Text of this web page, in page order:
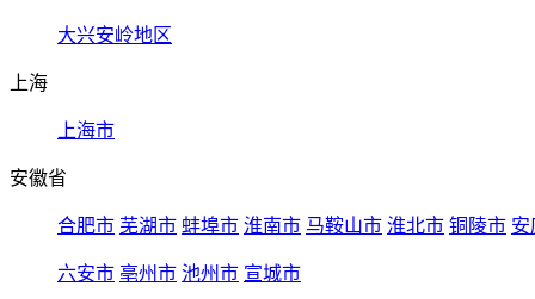
大兴安岭地区
上海
上海市
安徽省
合肥市 芜湖市 蚌埠市 淮南市 马鞍山市 淮北市 铜陵市 安
六安市 亳州市 池州市 宣城市